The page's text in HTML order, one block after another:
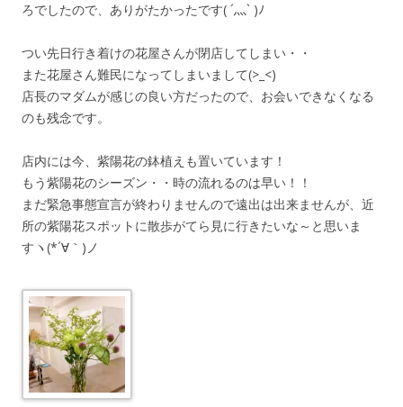
ろでしたので、ありがたかったです( ´灬` )ﾉ
つい先日行き着けの花屋さんが閉店してしまい・・
また花屋さん難民になってしまいまして(>_<)
店長のマダムが感じの良い方だったので、お会いできなくなる
のも残念です。
店内には今、紫陽花の鉢植えも置いています！
もう紫陽花のシーズン・・時の流れるのは早い！！
まだ緊急事態宣言が終わりませんので遠出は出来ませんが、近
所の紫陽花スポットに散歩がてら見に行きたいな～と思いま
すヽ(*´∀｀)ノ